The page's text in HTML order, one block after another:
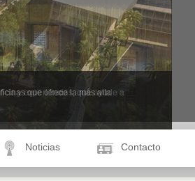
y experiencias, que ayude a
la ingeniería de una gran
Noticias Contacto